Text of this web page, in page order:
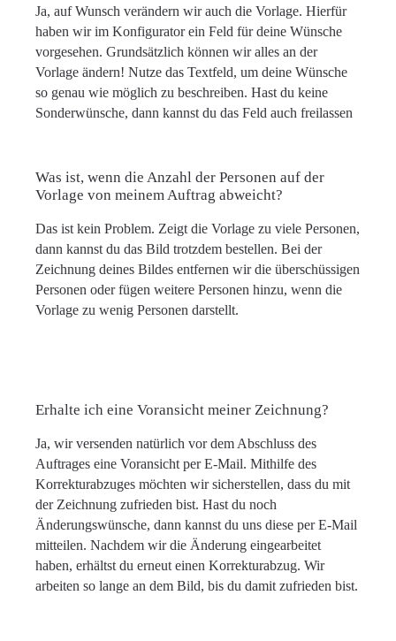
Ja, auf Wunsch verändern wir auch die Vorlage. Hierfür
haben wir im Konfigurator ein Feld für deine Wünsche
vorgesehen. Grundsätzlich können wir alles an der
Vorlage ändern! Nutze das Textfeld, um deine Wünsche
so genau wie möglich zu beschreiben. Hast du keine
Sonderwünsche, dann kannst du das Feld auch freilassen
Was ist, wenn die Anzahl der Personen auf der
Vorlage von meinem Auftrag abweicht?
Das ist kein Problem. Zeigt die Vorlage zu viele Personen,
dann kannst du das Bild trotzdem bestellen. Bei der
Zeichnung deines Bildes entfernen wir die überschüssigen
Personen oder fügen weitere Personen hinzu, wenn die
Vorlage zu wenig Personen darstellt.
Erhalte ich eine Voransicht meiner Zeichnung?
Ja, wir versenden natürlich vor dem Abschluss des
Auftrages eine Voransicht per E-Mail. Mithilfe des
Korrekturabzuges möchten wir sicherstellen, dass du mit
der Zeichnung zufrieden bist. Hast du noch
Änderungswünsche, dann kannst du uns diese per E-Mail
mitteilen. Nachdem wir die Änderung eingearbeitet
haben, erhältst du erneut einen Korrekturabzug. Wir
arbeiten so lange an dem Bild, bis du damit zufrieden bist.